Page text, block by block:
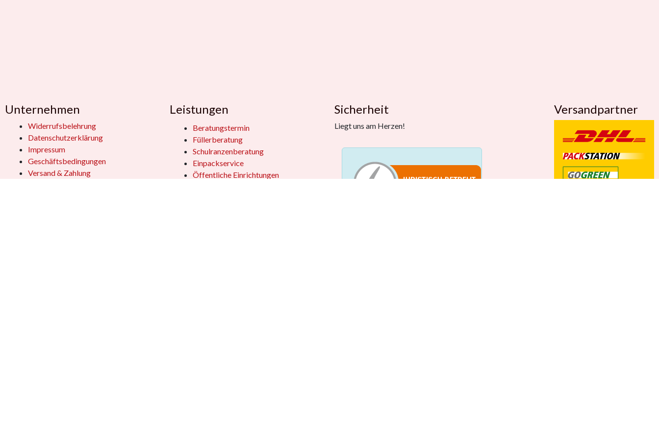
Unternehmen
Widerrufsbelehrung
Datenschutzerklärung
Impressum
Geschäftsbedingungen
Versand & Zahlung
Versandpartner
Sicherheit
Liegt uns am Herzen!
Leistungen
Beratungstermin
Füllerberatung
Schulranzenberatung
Einpackservice
Öffentliche Einrichtungen